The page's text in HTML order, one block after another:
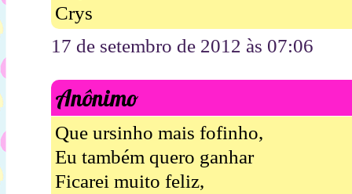
Crys
17 de setembro de 2012 às 07:06
Anônimo
Que ursinho mais fofinho,
Eu também quero ganhar
Ficarei muito feliz,